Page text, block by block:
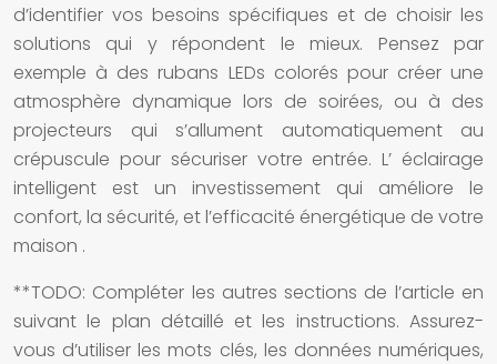
d’identifier vos besoins spécifiques et de choisir les
solutions qui y répondent le mieux. Pensez par
exemple à desrubans LEDs colorés pour créer une
atmosphère dynamique lors de soirées, ou à des
projecteurs qui s’allument automatiquement au
crépuscule pour sécuriser votre entrée. L’ éclairage
intelligent est un investissement qui améliore le
confort, la sécurité, et l’efficacité énergétique de votre
maison .
**TODO: Compléter les autres sections de l’article en
suivant le plan détaillé et les instructions. Assurez-
vous d’utiliser les mots clés, les données numériques,